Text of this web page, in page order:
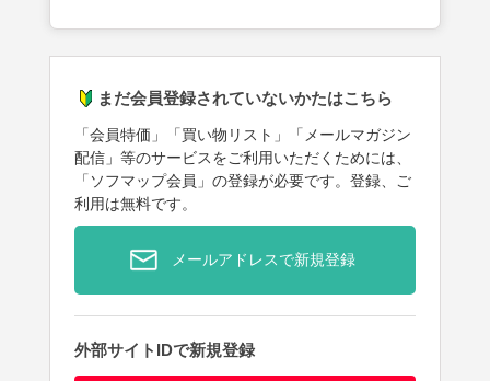
まだ会員登録されていないかたはこちら
「会員特価」「買い物リスト」「メールマガジン
配信」等のサービスをご利用いただくためには、
「ソフマップ会員」の登録が必要です。登録、ご
利用は無料です。
メールアドレスで新規登録
外部サイトIDで新規登録